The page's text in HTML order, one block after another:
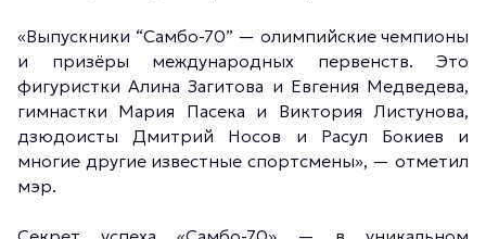
«Выпускники “Самбо-70” — олимпийские чемпионы
и призёры международных первенств. Это
фигуристки Алина Загитова и Евгения Медведева,
гимнастки Мария Пасека и Виктория Листунова,
дзюдоисты Дмитрий Носов и Расул Бокиев и
многие другие известные спортсмены», — отметил
мэр.